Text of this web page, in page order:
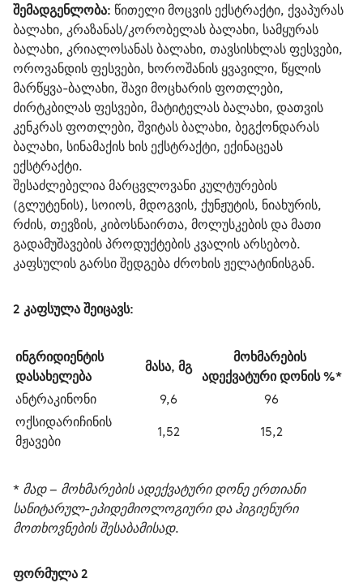
შემადგენლობა: წითელი მოცვის ექსტრაქტი, ქვაპურას
ბალახი, კრაზანას/კორობელას ბალახი, სამყურას
ბალახი, კრიალოსანას ბალახი, თავსისხლას ფესვები,
ოროვანდის ფესვები, ხოროშანის ყვავილი, წყლის
მარწყვა-ბალახი, შავი მოცხარის ფოთლები,
ძირტკბილას ფესვები, მატიტელას ბალახი, დათვის
კენკრას ფოთლები, შვიტას ბალახი, ბეგქონდარას
ბალახი, სინამაქის ხის ექსტრაქტი, ექინაცეას
ექსტრაქტი.
შესაძლებელია მარცვლოვანი კულტურების
(გლუტენის), სოიოს, მდოგვის, ქუნჟუტის, ნიახურის,
რძის, თევზის, კიბოსნაირთა, მოლუსკების და მათი
გადამუშავების პროდუქტების კვალის არსებობ.
კაფსულის გარსი შედგება ძროხის ჟელატინისგან.
2 კაფსულა შეიცავს:
ინგრიდიენტის
დასახელება
მასა, მგ
მოხმარების
ადექვატური დონის %*
ანტრაკინონი
9,6
96
ოქსიდარიჩინის
მჟავები
1,52 15,2
* მად – მოხმარების ადექვატური დონე ერთიანი
სანიტარულ-ეპიდემიოლოგიური და ჰიგიენური
მოთხოვნების შესაბამისად.
ფორმულა 2